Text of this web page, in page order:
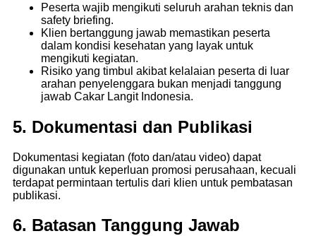
Peserta wajib mengikuti seluruh arahan teknis dan
safety briefing.
Klien bertanggung jawab memastikan peserta
dalam kondisi kesehatan yang layak untuk
mengikuti kegiatan.
Risiko yang timbul akibat kelalaian peserta di luar
arahan penyelenggara bukan menjadi tanggung
jawab Cakar Langit Indonesia.
5. Dokumentasi dan Publikasi
Dokumentasi kegiatan (foto dan/atau video) dapat
digunakan untuk keperluan promosi perusahaan, kecuali
terdapat permintaan tertulis dari klien untuk pembatasan
publikasi.
6. Batasan Tanggung Jawab